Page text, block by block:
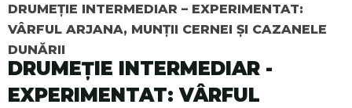
DRUMEȚIE INTERMEDIAR – EXPERIMENTAT:
VÂRFUL ARJANA, MUNȚII CERNEI ȘI CAZANELE
DUNĂRII
DRUMEȚIE INTERMEDIAR -
EXPERIMENTAT: VÂRFUL